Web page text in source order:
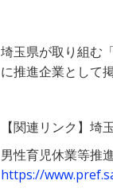
埼玉県が取り組む
に推進企業として
【関連リンク】
男性育児休業等推
https://